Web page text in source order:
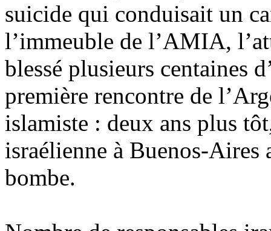
suicide qui conduisait un
l’immeuble de l’AMIA,
blessé plusieurs centaines
première rencontre de
islamiste : deux ans plus
israélienne à Buenos-Aires
bombe.